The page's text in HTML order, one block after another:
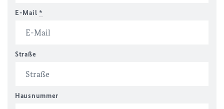
E-Mail *
Straße
Hausnummer